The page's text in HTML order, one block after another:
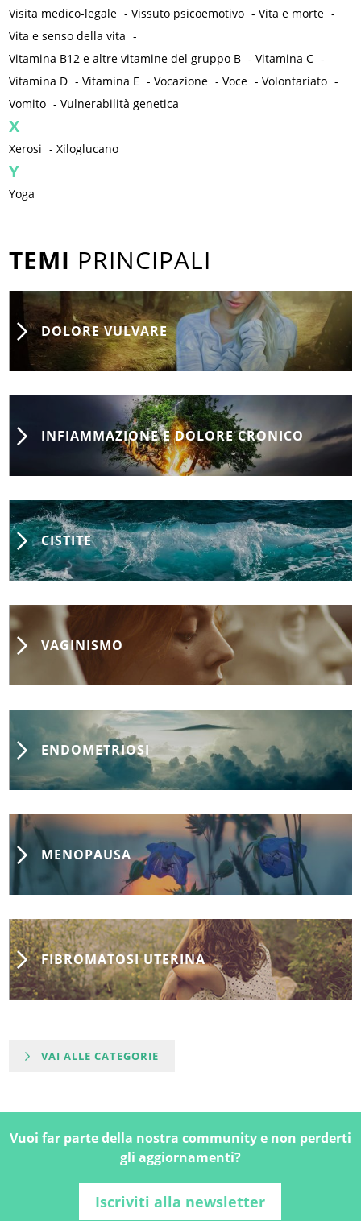
Visita medico-legale -Vissuto psicoemotivo -Vita e morte -
Vita e senso della vita -
Vitamina B12 e altre vitamine del gruppo B -Vitamina C -
Vitamina D -Vitamina E -Vocazione -Voce -Volontariato -
Vomito -Vulnerabilità genetica
X
Xerosi -Xiloglucano
Y
Yoga
TEMI PRINCIPALI
DOLORE VULVARE
INFIAMMAZIONE E DOLORE CRONICO
CISTITE
VAGINISMO
ENDOMETRIOSI
MENOPAUSA
FIBROMATOSI UTERINA
VAI ALLE CATEGORIE
Vuoi far parte della nostra community e non perderti
gli aggiornamenti?
Iscriviti alla newsletter